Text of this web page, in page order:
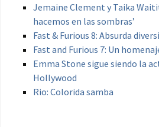
Jemaine Clement y Taika
hacemos en las sombras’
Fast & Furious 8: Absurda
Fast and Furious 7: Un
Emma Stone sigue siendo la
Hollywood
Rio: Colorida samba